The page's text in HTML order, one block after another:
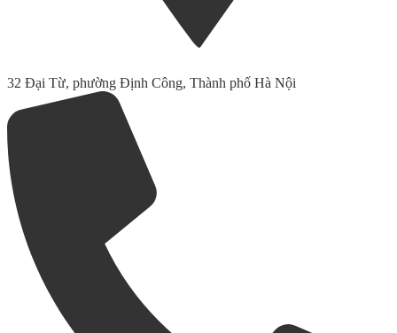
32 Đại Từ, phường Định Công, Thành phố Hà Nội